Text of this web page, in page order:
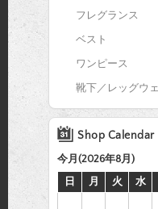
フレグランス
ベスト
ワンピース
靴下／レッグウ
Shop Calendar
今月(2026年8月)
日
月 火 水